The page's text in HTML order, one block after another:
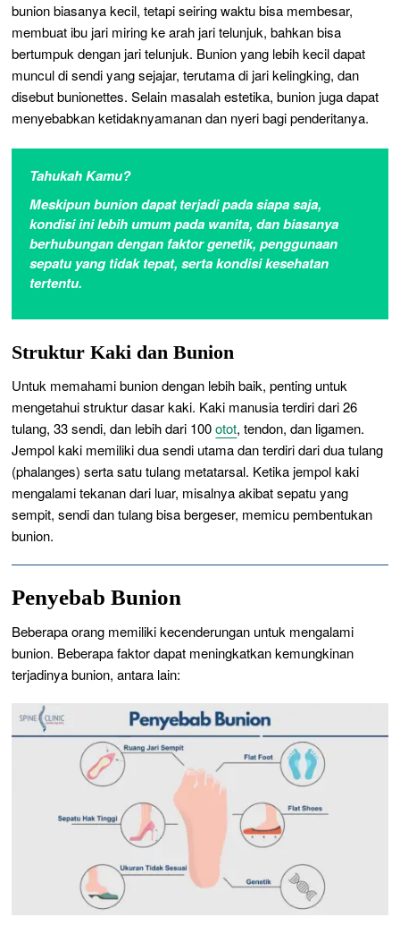
bunion biasanya kecil, tetapi seiring waktu bisa membesar,
membuat ibu jari miring ke arah jari telunjuk, bahkan bisa
bertumpuk dengan jari telunjuk. Bunion yang lebih kecil dapat
muncul di sendi yang sejajar, terutama di jari kelingking, dan
disebut bunionettes. Selain masalah estetika, bunion juga dapat
menyebabkan ketidaknyamanan dan nyeri bagi penderitanya.
Tahukah Kamu?
Meskipun bunion dapat terjadi pada siapa saja,
kondisi ini lebih umum pada wanita, dan biasanya
berhubungan dengan faktor genetik, penggunaan
sepatu yang tidak tepat, serta kondisi kesehatan
tertentu.
Struktur Kaki dan Bunion
Untuk memahami bunion dengan lebih baik, penting untuk
mengetahui struktur dasar kaki. Kaki manusia terdiri dari 26
tulang, 33 sendi, dan lebih dari 100otot, tendon, dan ligamen.
Jempol kaki memiliki dua sendi utama dan terdiri dari dua tulang
(phalanges) serta satu tulang metatarsal. Ketika jempol kaki
mengalami tekanan dari luar, misalnya akibat sepatu yang
sempit, sendi dan tulang bisa bergeser, memicu pembentukan
bunion.
Penyebab Bunion
Beberapa orang memiliki kecenderungan untuk mengalami
bunion. Beberapa faktor dapat meningkatkan kemungkinan
terjadinya bunion, antara lain: